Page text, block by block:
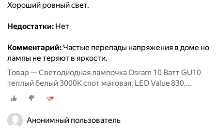
Хороший ровный свет.
Недостатки: Нет
Комментарий: Частые перепады напряжения в доме но
лампы не теряют в яркости.
Товар — Светодиодная лампочка Osram 10 Ватт GU10
теплый белый 3000K спот матовая, LED Value 830,
PAR16, 800лм 220-240V, набор 5шт
Анонимный пользователь